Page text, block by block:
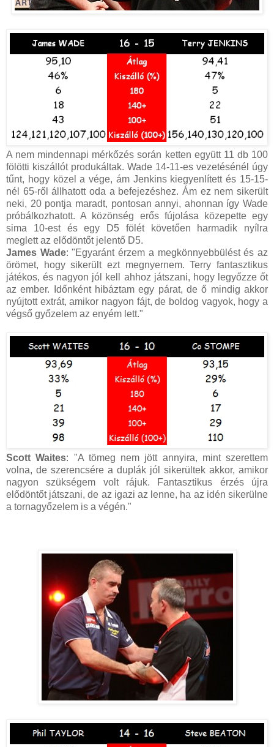
A nem mindennapi mérkőzés során ketten együtt 11 db 100
fölötti kiszállót produkáltak. Wade 14-11-es vezetésénél úgy
tűnt, hogy közel a vége, ám Jenkins kiegyenlített és 15-15-
nél 65-ről állhatott oda a befejezéshez. Ám ez nem sikerült
neki, 20 pontja maradt, pontosan annyi, ahonnan így Wade
próbálkozhatott. A közönség erős fújolása közepette egy
sima 10-est és egy D5 fölét követően harmadik nyílra
meglett az elődöntőt jelentő D5.
James Wade: "Egyaránt érzem a megkönnyebbülést és az
örömet, hogy sikerült ezt megnyernem. Terry fantasztikus
játékos, és nagyon jól kell ahhoz játszani, hogy legyőzze őt
az ember. Időnként hibáztam egy párat, de ő mindig akkor
nyújtott extrát, amikor nagyon fájt, de boldog vagyok, hogy a
végső győzelem az enyém lett."
Scott Waites: "A tömeg nem jött annyira, mint szerettem
volna, de szerencsére a duplák jól sikerültek akkor, amikor
nagyon szükségem volt rájuk. Fantasztikus érzés újra
elődöntőt játszani, de az igazi az lenne, ha az idén sikerülne
a tornagyőzelem is a végén."